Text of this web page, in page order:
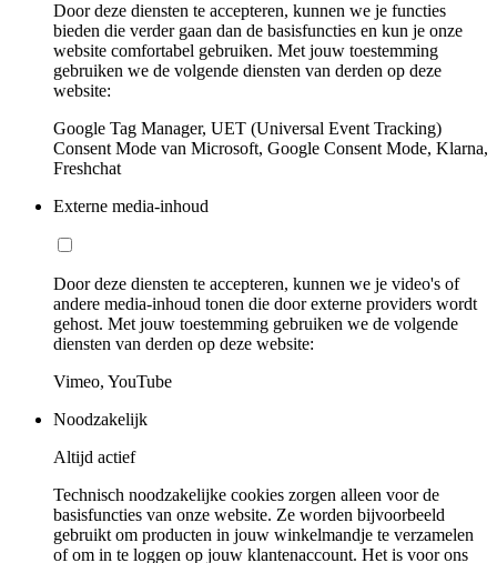
Door deze diensten te accepteren, kunnen we je functies
bieden die verder gaan dan de basisfuncties en kun je onze
website comfortabel gebruiken. Met jouw toestemming
gebruiken we de volgende diensten van derden op deze
website:
Google Tag Manager, UET (Universal Event Tracking)
Consent Mode van Microsoft, Google Consent Mode, Klarna,
Freshchat
Externe media-inhoud
Door deze diensten te accepteren, kunnen we je video's of
andere media-inhoud tonen die door externe providers wordt
gehost. Met jouw toestemming gebruiken we de volgende
diensten van derden op deze website:
Vimeo, YouTube
Noodzakelijk
Altijd actief
Technisch noodzakelijke cookies zorgen alleen voor de
basisfuncties van onze website. Ze worden bijvoorbeeld
gebruikt om producten in jouw winkelmandje te verzamelen
of om in te loggen op jouw klantenaccount. Het is voor ons